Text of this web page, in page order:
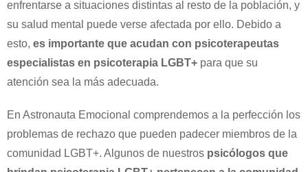
enfrentarse a situaciones distintas al resto de la población, y
su salud mental puede verse afectada por ello. Debido a
esto, es importante que acudan con psicoterapeutas
especialistas en psicoterapia LGBT+ para que su
atención sea la más adecuada.
En Astronauta Emocional comprendemos a la perfección los
problemas de rechazo que pueden padecer miembros de la
comunidad LGBT+. Algunos de nuestros psicólogos que